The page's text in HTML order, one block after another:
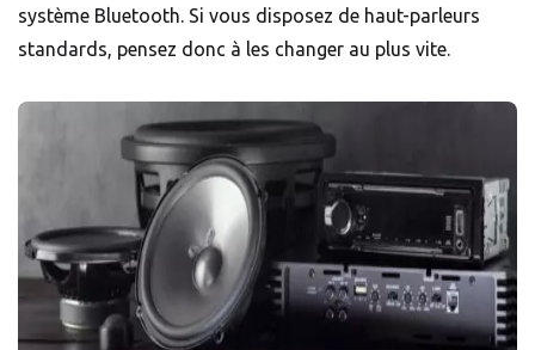
système Bluetooth. Si vous disposez de haut-parleurs
standards, pensez donc à les changer au plus vite.